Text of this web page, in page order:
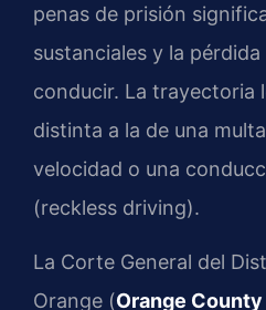
penas de prisión
sustanciales y la
conducir. La trayectoria
distinta a la de una
velocidad o una
(reckless driving).
La Corte General del
Orange (Orange